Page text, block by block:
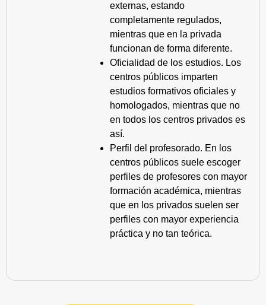
externas, estando
completamente regulados,
mientras que en la privada
funcionan de forma diferente.
Oficialidad de los estudios. Los
centros públicos imparten
estudios formativos oficiales y
homologados, mientras que no
en todos los centros privados es
así.
Perfil del profesorado. En los
centros públicos suele escoger
perfiles de profesores con mayor
formación académica, mientras
que en los privados suelen ser
perfiles con mayor experiencia
práctica y no tan teórica.